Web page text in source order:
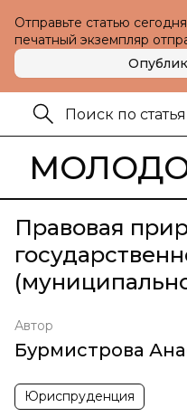
Отправьте статью
печатный экземпляр
Правовая
Автор
Бурмистрова
Юриспруденция